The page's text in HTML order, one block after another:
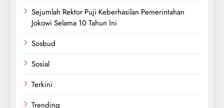
Sejumlah Rektor Puji Keberhasilan Pemerintahan
Jokowi Selama 10 Tahun Ini
Sosbud
Sosial
Terkini
Trending